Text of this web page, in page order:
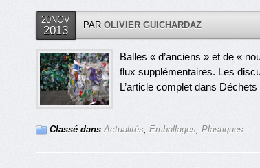
20NOV
2013 PAR OLIVIER GUICHARDAZ
Balles « d’anciens » et de «
flux supplémentaires. Les
L’article complet dans Déchets
Classé dans Actualités, Emballages, Plastiques